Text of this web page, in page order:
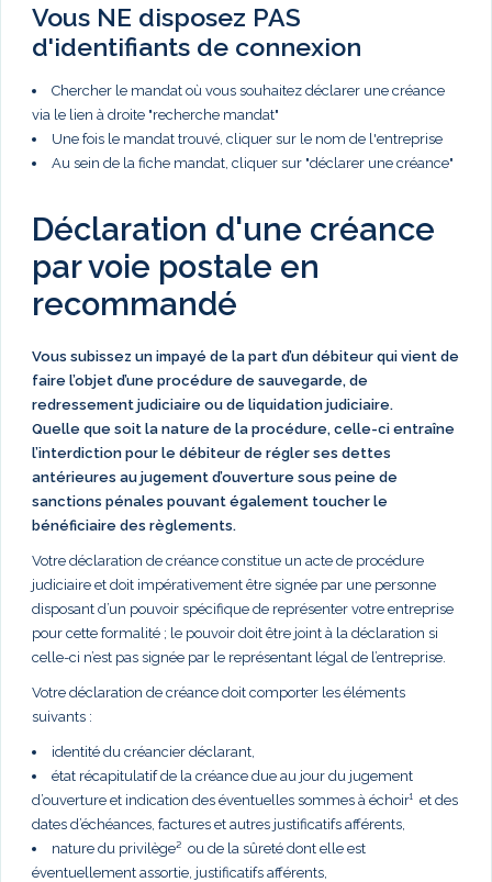
Vous NE disposez PAS
d'identifiants de connexion
Chercher le mandat où vous souhaitez déclarer une créance
via le lien à droite "recherche mandat"
Une fois le mandat trouvé, cliquer sur le nom de l'entreprise
Au sein de la fiche mandat, cliquer sur "déclarer une créance"
Déclaration d'une créance
par voie postale en
recommandé
Vous subissez un impayé de la part d’un débiteur qui vient de
faire l’objet d’une procédure de sauvegarde, de
redressement judiciaire ou de liquidation judiciaire.
Quelle que soit la nature de la procédure, celle-ci entraîne
l’interdiction pour le débiteur de régler ses dettes
antérieures au jugement d’ouverture sous peine de
sanctions pénales pouvant également toucher le
bénéficiaire des règlements.
Votre déclaration de créance constitue un acte de procédure
judiciaire et doit impérativement être signée par une personne
disposant d’un pouvoir spécifique de représenter votre entreprise
pour cette formalité ; le pouvoir doit être joint à la déclaration si
celle-ci n’est pas signée par le représentant légal de l’entreprise.
Votre déclaration de créance doit comporter les éléments
suivants :
identité du créancier déclarant,
état récapitulatif de la créance due au jour du jugement
d’ouverture et indication des éventuelles sommes à échoir¹ et des
dates d’échéances, factures et autres justificatifs afférents,
nature du privilège² ou de la sûreté dont elle est
éventuellement assortie, justificatifs afférents,